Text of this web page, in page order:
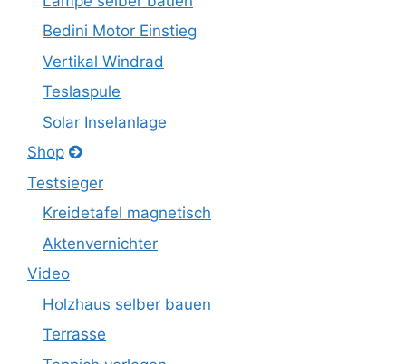
Bedini Motor Einstieg
Vertikal Windrad
Teslaspule
Solar Inselanlage
Shop
Testsieger
Kreidetafel magnetisch
Aktenvernichter
Video
Holzhaus selber bauen
Terrasse